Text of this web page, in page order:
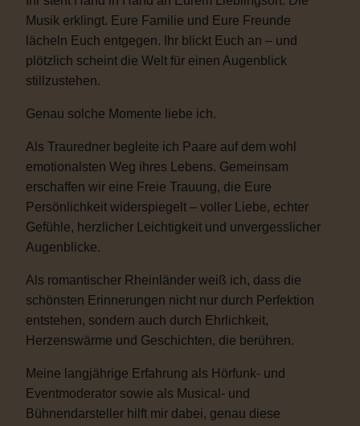
Musik erklingt. Eure Familie und Eure Freunde
lächeln Euch entgegen. Ihr blickt Euch an – und
plötzlich scheint die Welt für einen Augenblick
stillzustehen.
Genau solche Momente liebe ich.
Als Trauredner begleite ich Paare auf dem wohl
emotionalsten Weg ihres Lebens. Gemeinsam
erschaffen wir eine Freie Trauung, die Eure
Persönlichkeit widerspiegelt – voller Liebe, echter
Gefühle, herzlicher Leichtigkeit und unvergesslicher
Augenblicke.
Als romantischer Rheinländer weiß ich, dass die
schönsten Erinnerungen nicht nur durch Perfektion
entstehen, sondern auch durch Ehrlichkeit,
Herzenswärme und Geschichten, die berühren.
Meine langjährige Erfahrung als Hörfunk- und
Eventmoderator sowie als Musical- und
Bühnendarsteller hilft mir dabei, genau diese